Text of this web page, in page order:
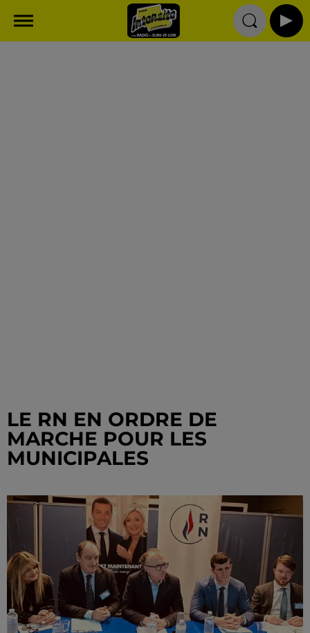
LE RN EN ORDRE DE
MARCHE POUR LES
MUNICIPALES